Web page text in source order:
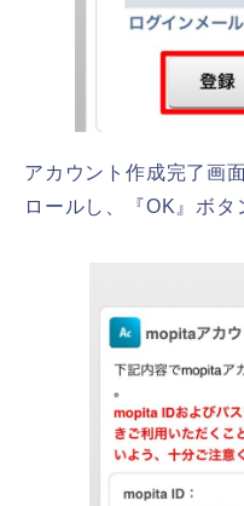
アカウント作成完了画
ロールし、『OK』ボタ